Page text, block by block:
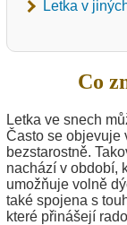
Letka v
Co
Letka ve snech
Často se objevuje
bezstarostně.
nachází v období,
umožňuje volně
také spojena s
které přinášejí